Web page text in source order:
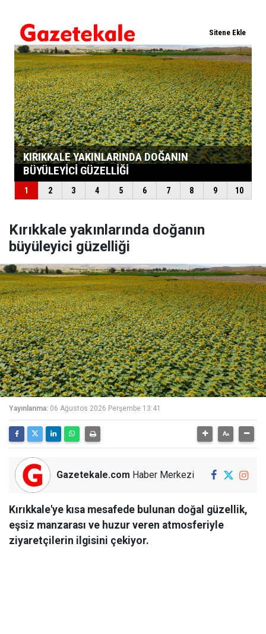
Kırıkkale yakınlarında doğanın
büyüleyici güzelliği
Yayınlanma: 06 Ağustos 2026 Perşembe 13:41
Gazetekale.com Haber Merkezi
Kırıkkale'ye kısa mesafede bulunan doğal güzellik,
eşsiz manzarası ve huzur veren atmosferiyle
ziyaretçilerin ilgisini çekiyor.